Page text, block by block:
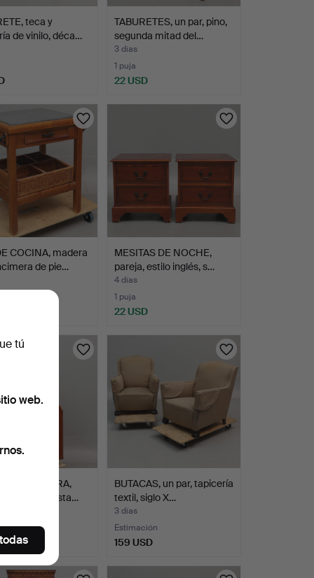
teca y
de vinilo, déca…
TABURETES, un par, pino,
segunda mitad del…
3 días
1 puja
22 USD
COCINA, madera
de pie…
MESITAS DE NOCHE,
pareja, estilo inglés, s…
4 días
1 puja
22 USD
ESQUINERA,
de roble y crista…
BUTACAS, un par, tapicería
textil, siglo X…
3 días
Estimación
159 USD
tú
web.